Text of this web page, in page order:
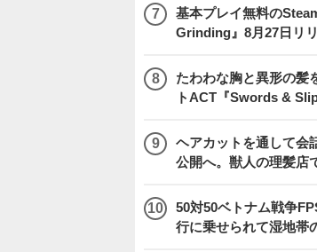
基本プレイ無料の
Grinding』8月27日リ
たわわな胸と異形の髪
トACT『Swords &
ヘアカットを通して会
公開へ。獣人の理髪店
50対50ベトナム戦争
行に乗せられて湿地帯